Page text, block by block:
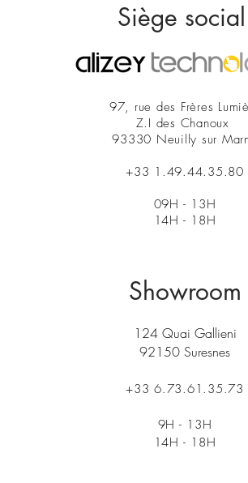
Siège
97, rue des Frères
Z.I des Chanoux
93330 Neuilly sur
+33 1.49.44.35.80
09H - 13H
14H - 18H
Showroom
124 Quai Gallieni
92150 Suresnes
+33 6.73.61.35.73
9H - 13H
14H - 18H